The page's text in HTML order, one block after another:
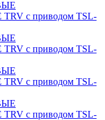
с приводом TSL-
с приводом TSL-
с приводом TSL-
с приводом TSL-